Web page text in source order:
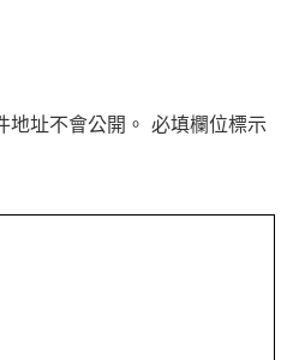
址不會公開。 必填欄位標示